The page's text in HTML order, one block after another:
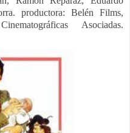
productora: Belén Films,
Asociadas.